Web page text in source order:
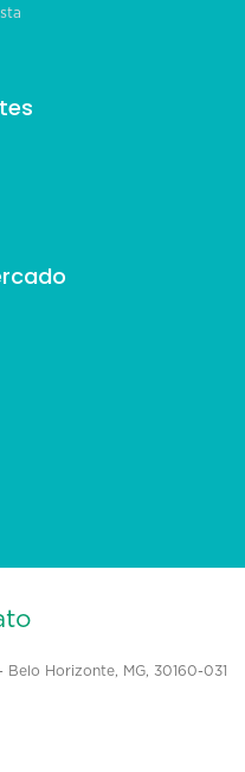
Horizonte, MG, 30160-031